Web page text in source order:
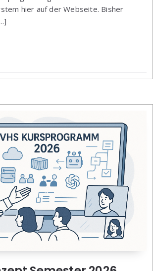
hier auf der Webseite. Bisher